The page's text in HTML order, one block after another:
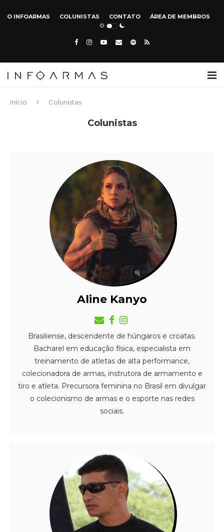
O INFOARMAS COLUNISTAS CONTATO ÁREA DE MEMBROS
Início Colunistas
Colunistas
Aline Kanyo
Brasiliense, descendente de húngaros e croatas.
Bacharel em educação física, especialista em
treinamento de atletas de alta performance,
colecionadora de armas, instrutora de armamento e
tiro e atleta. Precursora feminina no Brasil em divulgar
o colecionismo de armas e o esporte nas redes
sociais.